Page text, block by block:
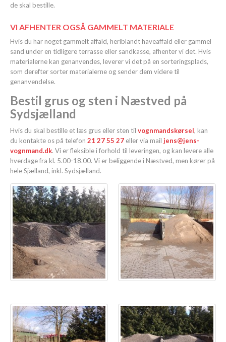
de skal bestille.
VI AFHENTER OGSÅ GAMMELT MATERIALE
Hvis du har noget gammelt affald, heriblandt haveaffald eller gammel
sand under en tidligere terrasse eller sandkasse, afhenter vi det. Hvis
materialerne kan genanvendes, leverer vi det på en sorteringsplads,
som derefter sorter materialerne og sender dem videre til
genanvendelse.
Bestil grus og sten i Næstved på
Sydsjælland
Hvis du skal bestille et læs grus eller sten til vognmandskørsel, kan
du kontakte os på telefon 21 27 55 27 eller via mail jens@jens-
vognmand.dk. Vi er fleksible i forhold til leveringen, og kan levere alle
hverdage fra kl. 5.00-18.00. Vi er beliggende i Næstved, men kører på
hele Sjælland, inkl. Sydsjælland.